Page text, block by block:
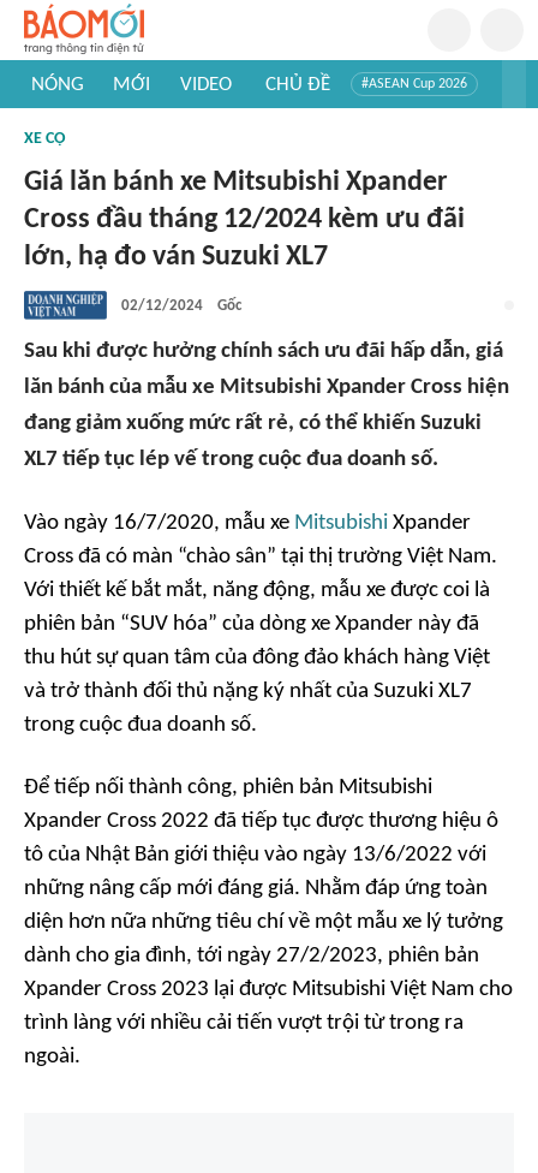
NÓNG MỚI VIDEO CHỦ ĐỀ #ASEAN Cup 2026
#Khám phá thế giới
XE CỘ
Giá lăn bánh xe Mitsubishi Xpander
Cross đầu tháng 12/2024 kèm ưu đãi
lớn, hạ đo ván Suzuki XL7
02/12/2024 Gốc
Sau khi được hưởng chính sách ưu đãi hấp dẫn, giá
lăn bánh của mẫu xe Mitsubishi Xpander Cross hiện
đang giảm xuống mức rất rẻ, có thể khiến Suzuki
XL7 tiếp tục lép vế trong cuộc đua doanh số.
Vào ngày 16/7/2020, mẫu xe Mitsubishi Xpander
Cross đã có màn “chào sân” tại thị trường Việt Nam.
Với thiết kế bắt mắt, năng động, mẫu xe được coi là
phiên bản “SUV hóa” của dòng xe Xpander này đã
thu hút sự quan tâm của đông đảo khách hàng Việt
và trở thành đối thủ nặng ký nhất của Suzuki XL7
trong cuộc đua doanh số.
Để tiếp nối thành công, phiên bản Mitsubishi
Xpander Cross 2022 đã tiếp tục được thương hiệu ô
tô của Nhật Bản giới thiệu vào ngày 13/6/2022 với
những nâng cấp mới đáng giá. Nhằm đáp ứng toàn
diện hơn nữa những tiêu chí về một mẫu xe lý tưởng
dành cho gia đình, tới ngày 27/2/2023, phiên bản
Xpander Cross 2023 lại được Mitsubishi Việt Nam cho
trình làng với nhiều cải tiến vượt trội từ trong ra
ngoài.